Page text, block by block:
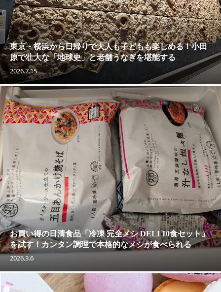
東京・横浜から日帰りで大人も子どもも楽しめる！小田
原で壮大な「地球史」と老舗うなぎを堪能する
2026.7.15
お買い得の日清食品「冷凍 完全メシ DELI 10食セット」
を試す！カンタン調理で本格的なメシが食べられる
2026.3.6